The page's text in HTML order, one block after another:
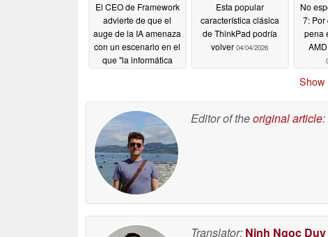
El CEO de Framework
advierte de que el
auge de la IA amenaza
con un escenario en el
que "la informática
Esta popular
característica clásica
de ThinkPad podría
volver 04/04/2026
No
7: Por
pena
Show
Editor of theoriginal article:
Translator: Ninh Ngoc Duy